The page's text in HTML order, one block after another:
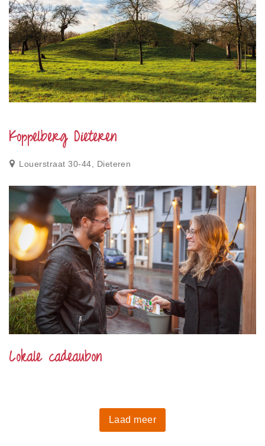
Koppelberg Dieteren
Louerstraat 30-44, Dieteren
Lokale cadeaubon
Laad meer